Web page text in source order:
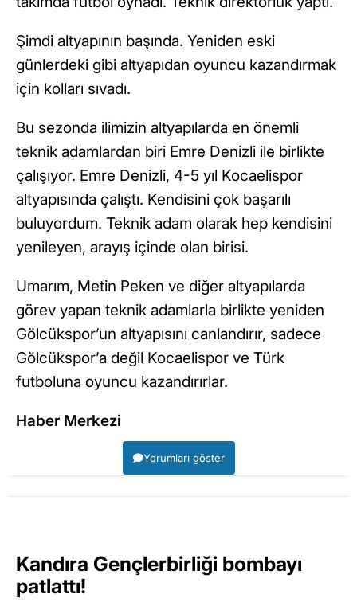
Şimdi altyapının başında. Yeniden eski
günlerdeki gibi altyapıdan oyuncu kazandırmak
için kolları sıvadı.
Bu sezonda ilimizin altyapılarda en önemli
teknik adamlardan biri Emre Denizli ile birlikte
çalışıyor. Emre Denizli, 4-5 yıl Kocaelispor
altyapısında çalıştı. Kendisini çok başarılı
buluyordum. Teknik adam olarak hep kendisini
yenileyen, arayış içinde olan birisi.
Umarım, Metin Peken ve diğer altyapılarda
görev yapan teknik adamlarla birlikte yeniden
Gölcükspor’un altyapısını canlandırır, sadece
Gölcükspor’a değil Kocaelispor ve Türk
futboluna oyuncu kazandırırlar.
Haber Merkezi
Yorumları göster
Kandıra Gençlerbirliği bombayı
patlattı!